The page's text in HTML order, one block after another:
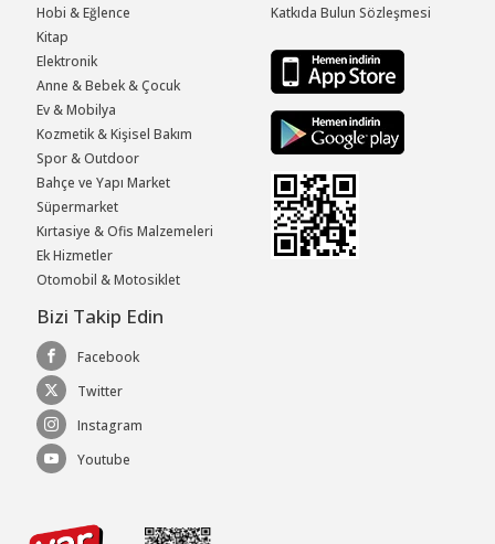
Hobi & Eğlence
Kitap
Elektronik
Anne & Bebek & Çocuk
Ev & Mobilya
Kozmetik & Kişisel Bakım
Spor & Outdoor
Bahçe ve Yapı Market
Süpermarket
Kırtasiye & Ofis Malzemeleri
Ek Hizmetler
Otomobil & Motosiklet
Katkıda Bulun Sözleşmesi
Bizi Takip Edin
Facebook
Twitter
Instagram
Youtube